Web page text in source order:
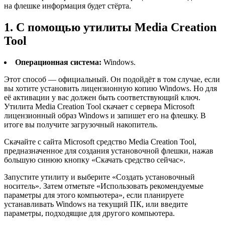
на флешке информация будет стёрта.
1. C помощью утилиты Media Creation
Tool
Операционная система: Windows.
Этот способ — официальный. Он подойдёт в том случае, если
вы хотите установить лицензионную копию Windows. Но для
её активации у вас должен быть соответствующий ключ.
Утилита Media Creation Tool скачает с сервера Microsoft
лицензионный образ Windows и запишет его на флешку. В
итоге вы получите загрузочный накопитель.
Скачайте с сайта Microsoft средство Media Creation Tool,
предназначенное для создания установочной флешки, нажав
большую синюю кнопку «‎Скачать средство сейчас».
Запустите утилиту и выберите «Создать установочный
носитель». Затем отметьте «Использовать рекомендуемые
параметры для этого компьютера», если планируете
устанавливать Windows на текущий ПК, или введите
параметры, подходящие для другого компьютера.